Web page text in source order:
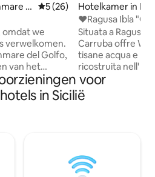
d
Gemiddelde beoordeling
5 (26)
we
verwelkomen.
del Golfo,
van het
belangrijkste
de Villa
18e-
ontspanning,
in
Hotelkamer in
❤️Ragusa Ibla
eigen
Situata a Ragusa ibla la nostra
Carruba offre WIFI, TV e
tisane acqua e
ricostruita nell'
un antico pozzo
una pietra in cui venivano anticamente
legati gli animali. ll bagno privato è
Duomo di San
voor
in Sicilië